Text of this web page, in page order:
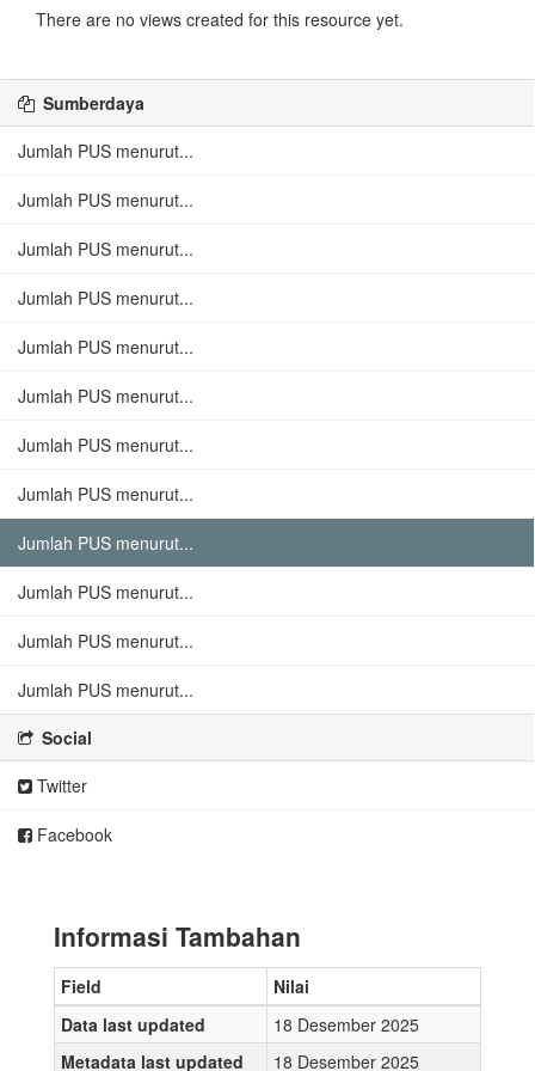
There are no views created for this resource yet.
Sumberdaya
Jumlah PUS menurut...
Jumlah PUS menurut...
Jumlah PUS menurut...
Jumlah PUS menurut...
Jumlah PUS menurut...
Jumlah PUS menurut...
Jumlah PUS menurut...
Jumlah PUS menurut...
Jumlah PUS menurut...
Jumlah PUS menurut...
Jumlah PUS menurut...
Jumlah PUS menurut...
Social
Twitter
Facebook
Informasi Tambahan
Field
Nilai
Data last updated
18 Desember 2025
Metadata last updated
18 Desember 2025